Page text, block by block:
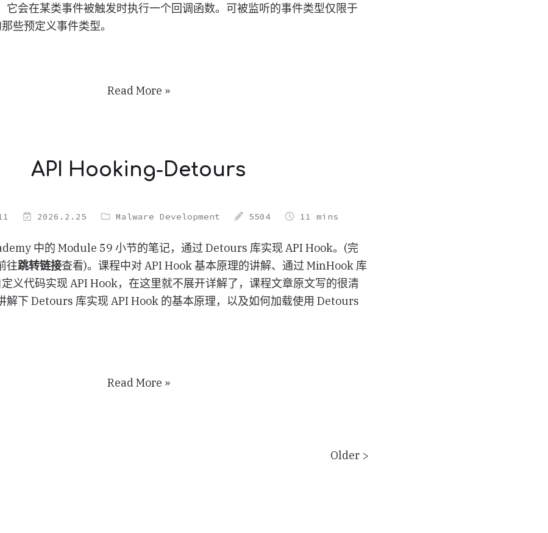
它会在某类事件被触发时执行一个回调函数。可被监听的事件类型仅限于
些预定义事件类型。
Read More »
API Hooking-Detours
2026.2.25 Malware Development 5504 11 mins
中的 Module 59 小节的笔记，通过 Detours 库实现 API Hook。(完
往跳转链接查看)。课程中对 API Hook 基本原理的讲解、通过 MinHook 库
义代码实现 API Hook，在这里就不展开详解了，课程文章原文写的很清
解下 Detours 库实现 API Hook 的基本原理，以及如何加载使用 Detours
Read More »
Older >